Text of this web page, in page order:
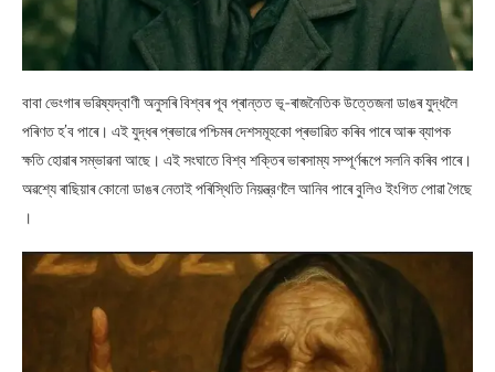
বাবা ভেংগাৰ ভৱিষ্যদ্বাণী অনুসৰি বিশ্বৰ পূব প্ৰান্তত ভূ-ৰাজনৈতিক উত্তেজনা ডাঙৰ যুদ্ধলৈ
পৰিণত হ’ব পাৰে। এই যুদ্ধৰ প্ৰভাৱে পশ্চিমৰ দেশসমূহকো প্ৰভাৱিত কৰিব পাৰে আৰু ব্যাপক
ক্ষতি হোৱাৰ সম্ভাৱনা আছে। এই সংঘাতে বিশ্ব শক্তিৰ ভাৰসাম্য সম্পূৰ্ণৰূপে সলনি কৰিব পাৰে।
অৱশ্যে ৰাছিয়াৰ কোনো ডাঙৰ নেতাই পৰিস্থিতি নিয়ন্ত্রণলৈ আনিব পাৰে বুলিও ইংগিত পোৱা গৈছে
।